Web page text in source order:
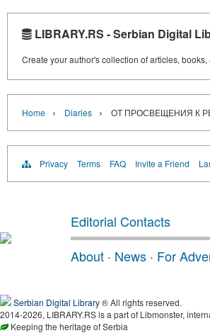
LIBRARY.RS - Serbian Digital
Create your author's collection of articles,
Home › Diaries › ОТ ПРОСВЕЩЕНИЯ К
Privacy Terms FAQ Invite a Friend
Editorial Contacts
About · News · For
Serbian Digital Library® All rights reserved.
2014-2026, LIBRARY.RS is a part of Libmonster,
Keeping the heritage of Serbia